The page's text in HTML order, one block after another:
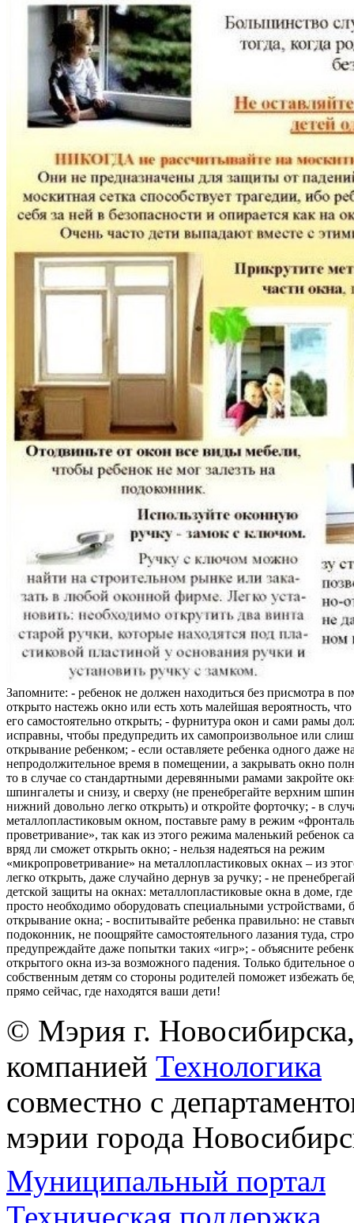
Запомните: - ребенок не должен находиться без присмотра в
открыто настежь окно или есть хоть малейшая вероятность,
его самостоятельно открыть; - фурнитура окон и сами рамы
исправны, чтобы предупредить их самопроизвольное или
открывание ребенком; - если оставляете ребенка одного даже
непродолжительное время в помещении, а закрывать окно
то в случае со стандартными деревянными рамами закройте
шпингалеты и снизу, и сверху (не пренебрегайте верхним
нижний довольно легко открыть) и откройте форточку; - в
металлопластиковым окном, поставьте раму в режим
проветривание», так как из этого режима маленький ребенок
вряд ли сможет открыть окно; - нельзя надеяться на режим
«микропроветривание» на металлопластиковых окнах – из
легко открыть, даже случайно дернув за ручку; - не
детской защиты на окнах: металлопластиковые окна в доме, где
просто необходимо оборудовать специальными
открывание окна; - воспитывайте ребенка правильно: не
подоконник, не поощряйте самостоятельного лазания туда,
предупреждайте даже попытки таких «игр»; - объясните
открытого окна из-за возможного падения. Только бдительное
собственным детям со стороны родителей поможет избежать
прямо сейчас, где находятся ваши дети!
© Мэрия г.
компанией Технологика
совместно с
мэрии города
Муниципальный портал